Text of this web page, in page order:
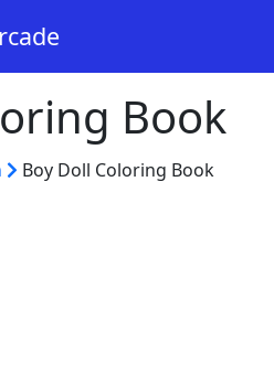
Book
Boy Doll Coloring Book